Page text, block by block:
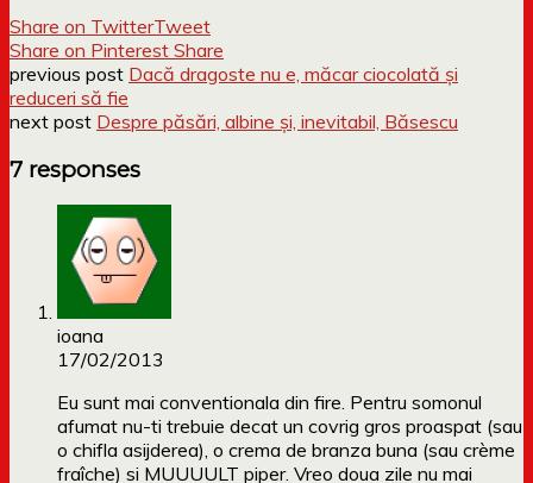
Share on TwitterTweet
Share on Pinterest Share
previous post Dacă dragoste nu e, măcar ciocolată și
reduceri să fie
next post Despre păsări, albine și, inevitabil, Băsescu
7 responses
ioana
17/02/2013
Eu sunt mai conventionala din fire. Pentru somonul
afumat nu-ti trebuie decat un covrig gros proaspat (sau
o chifla asijderea), o crema de branza buna (sau crème
fraîche) si MUUUULT piper. Vreo doua zile nu mai